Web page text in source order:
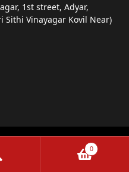
1st street, Adyar,
Sithi Vinayagar Kovil Near)
0